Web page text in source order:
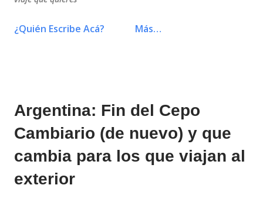
¿Quién Escribe Acá? Más…
Argentina: Fin del Cepo
Cambiario (de nuevo) y que
cambia para los que viajan al
exterior